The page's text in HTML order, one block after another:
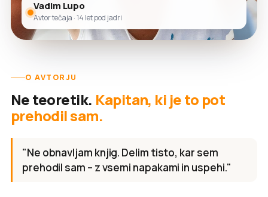
Vadim Lupo
Avtor tečaja · 14 let pod jadri
O AVTORJU
Ne teoretik. Kapitan, ki je to pot
prehodil sam.
"Ne obnavljam knjig. Delim tisto, kar sem
prehodil sam – z vsemi napakami in uspehi."